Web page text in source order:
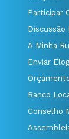
Participar
Discussão
A Minha
Enviar
Banco
Conselho